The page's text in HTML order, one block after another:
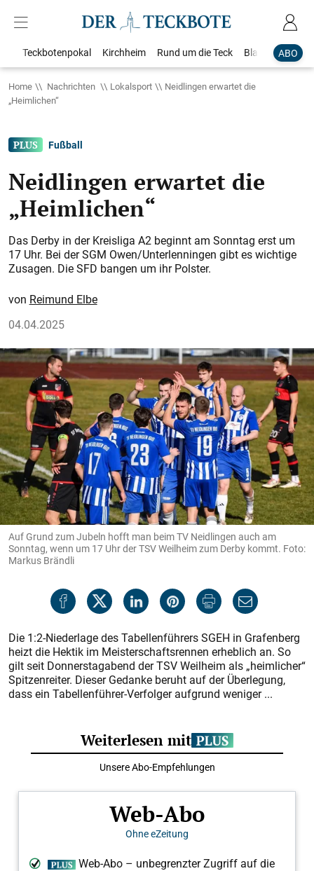
ABO
Teckbotenpokal Kirchheim Rund um die Teck Blaulicht
Home Nachrichten Lokalsport
Neidlingen erwartet die
„Heimlichen“
Fußball
Neidlingen erwartet die
„Heimlichen“
Das Derby in der Kreisliga A2 beginnt am Sonntag erst um
17 Uhr. Bei der SGM Owen/Unterlenningen gibt es wichtige
Zusagen. Die SFD bangen um ihr Polster.
Reimund Elbe
04.04.2025
Auf Grund zum Jubeln hofft man beim TV Neidlingen auch am
Sonntag, wenn um 17 Uhr der TSV Weilheim zum Derby kommt. Foto:
Markus Brändli
Die 1:2-Niederlage des Tabellenführers SGEH in Grafenberg
heizt die Hektik im Meisterschaftsrennen erheblich an. So
gilt seit Donnerstagabend der TSV Weilheim als „heimlicher“
Spitzenreiter. Dieser Gedanke beruht auf der Überlegung,
dass ein Tabellenführer-Verfolger aufgrund weniger ...